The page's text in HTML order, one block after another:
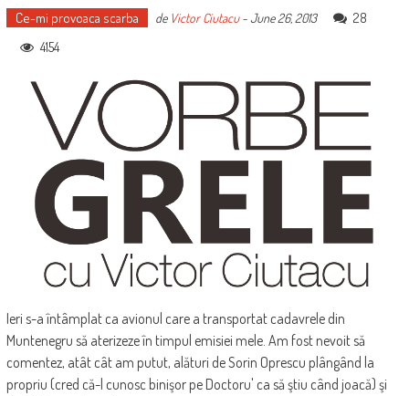
Ce-mi provoaca scarba de Victor Ciutacu-June 26, 2013
28
4154
Ieri s-a întâmplat ca avionul care a transportat cadavrele din
Muntenegru să aterizeze în timpul emisiei mele. Am fost nevoit să
comentez, atât cât am putut, alături de Sorin Oprescu plângând la
propriu (cred că-l cunosc binişor pe Doctoru' ca să ştiu când joacă) şi